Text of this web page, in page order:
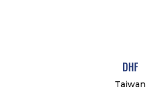
DHF
Taiwan